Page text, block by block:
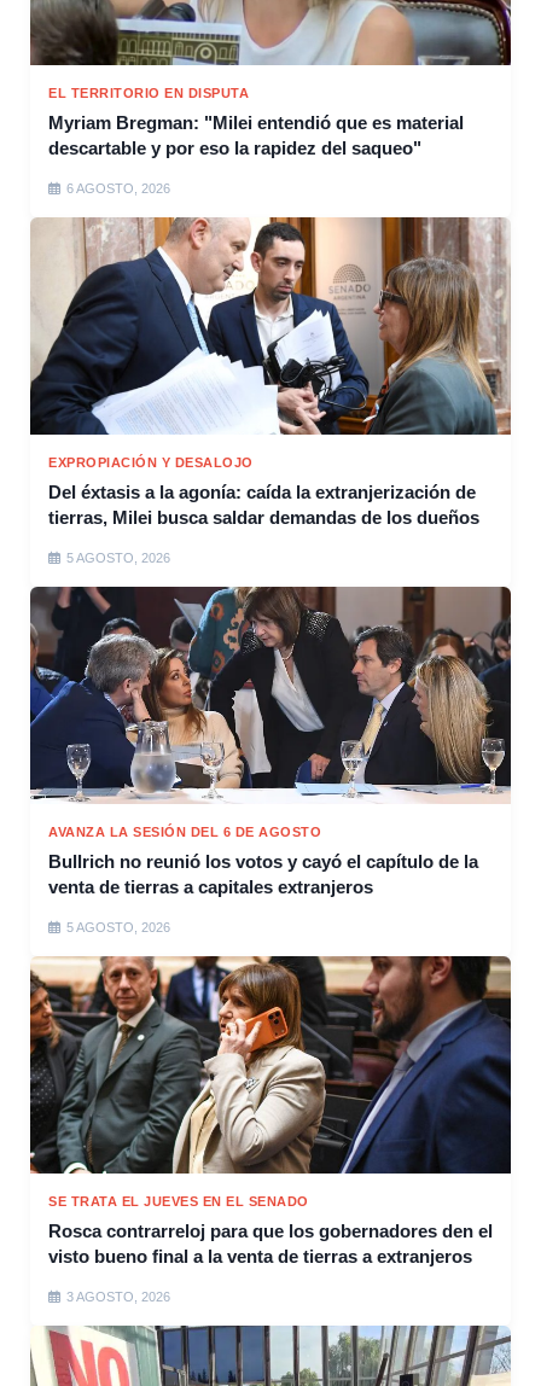
EL TERRITORIO EN DISPUTA
Myriam Bregman: "Milei entendió que es material
descartable y por eso la rapidez del saqueo"
6 AGOSTO, 2026
EXPROPIACIÓN Y DESALOJO
Del éxtasis a la agonía: caída la extranjerización de
tierras, Milei busca saldar demandas de los dueños
5 AGOSTO, 2026
AVANZA LA SESIÓN DEL 6 DE AGOSTO
Bullrich no reunió los votos y cayó el capítulo de la
venta de tierras a capitales extranjeros
5 AGOSTO, 2026
SE TRATA EL JUEVES EN EL SENADO
Rosca contrarreloj para que los gobernadores den el
visto bueno final a la venta de tierras a extranjeros
3 AGOSTO, 2026